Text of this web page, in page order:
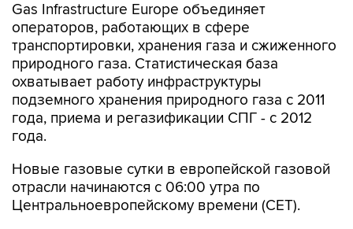
Gas Infrastructure Europe объединяет
операторов, работающих в сфере
транспортировки, хранения газа и сжиженного
природного газа. Статистическая база
охватывает работу инфраструктуры
подземного хранения природного газа с 2011
года, приема и регазификации СПГ - с 2012
года.
Новые газовые сутки в европейской газовой
отрасли начинаются c 06:00 утра по
Центральноевропейскому времени (CET).